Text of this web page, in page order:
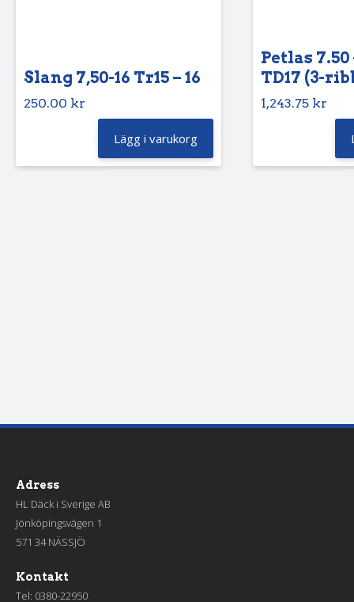
Slang 7,50-16 Tr15 – 16
250.00 kr
Lägg i varukorg
Petlas 7.50
TD17 (3-
1,243.75 kr
Adress
HL Däck i Sverige AB
Jönköpingsvägen 1
571 34 NÄSSJÖ
Kontakt
Tel: 0380-22950